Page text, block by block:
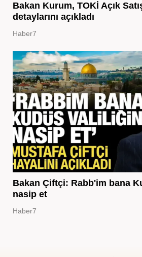
Bakan Kurum, TOKİ Açık
detaylarını açıkladı
Haber7
Bakan Çiftçi: Rabb'im bana
nasip et
Haber7